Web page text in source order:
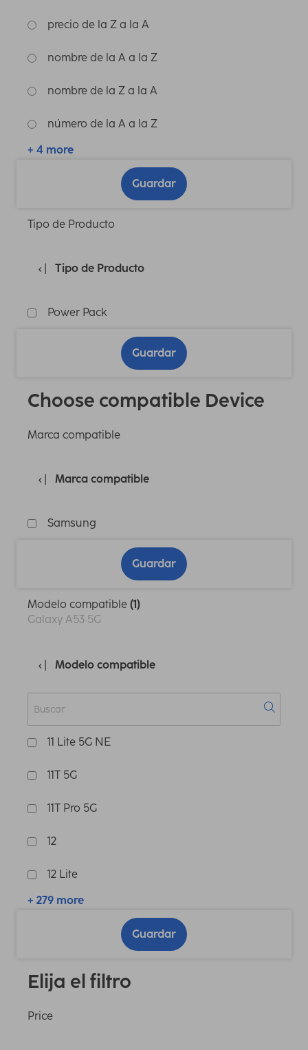
precio de la Z a la A
nombre de la A a la Z
nombre de la Z a la A
número de la A a la Z
+ 4 more
Guardar
Tipo de Producto
Tipo de Producto
Power Pack
Guardar
Choose compatible Device
Marca compatible
Marca compatible
Samsung
Guardar
Modelo compatible (1)
Galaxy A53 5G
Modelo compatible
11 Lite 5G NE
11T 5G
11T Pro 5G
12
12 Lite
+ 279 more
Guardar
Elija el filtro
Price